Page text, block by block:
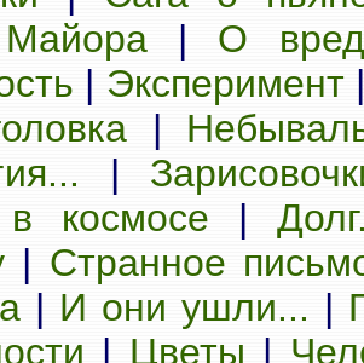
| О
| Эксперимент
|
|
космосе |
| Странное
| И они ушли... |
| Цветы |